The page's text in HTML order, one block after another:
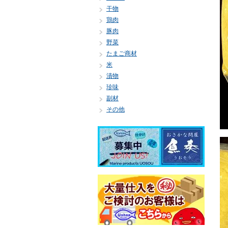
干物
鶏肉
豚肉
野菜
たまご商材
米
漬物
珍味
副材
その他